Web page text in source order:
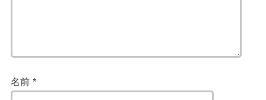
名前*